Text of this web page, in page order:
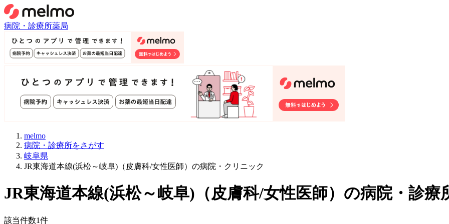
病院・診療所薬局
melmo
病院・診療所をさがす
岐阜県
JR東海道本線(浜松～岐阜)（皮膚科/女性医師）の病院・クリニック
JR東海道本線(浜松～岐阜) （皮膚科/女性医師） の病院・診療
該当件数1件